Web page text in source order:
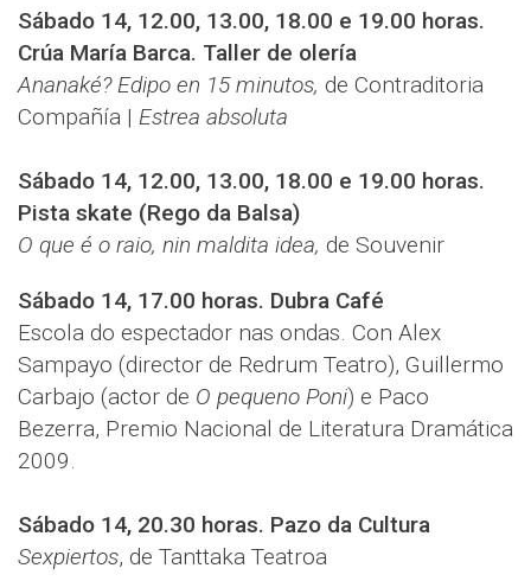
Sábado 14, 12.00, 13.00, 18.00 e 19.00 horas.
Crúa María Barca. Taller de olería
Ananaké? Edipo en 15 minutos, de Contraditoria
Compañía | Estrea absoluta
Sábado 14, 12.00, 13.00, 18.00 e 19.00 horas.
Pista skate (Rego da Balsa)
O que é o raio, nin maldita idea, de Souvenir
Sábado 14, 17.00 horas. Dubra Café
Escola do espectador nas ondas. Con Alex
Sampayo (director de Redrum Teatro), Guillermo
Carbajo (actor de O pequeno Poni) e Paco
Bezerra, Premio Nacional de Literatura Dramática
2009.
Sábado 14, 20.30 horas. Pazo da Cultura
Sexpiertos, de Tanttaka Teatroa